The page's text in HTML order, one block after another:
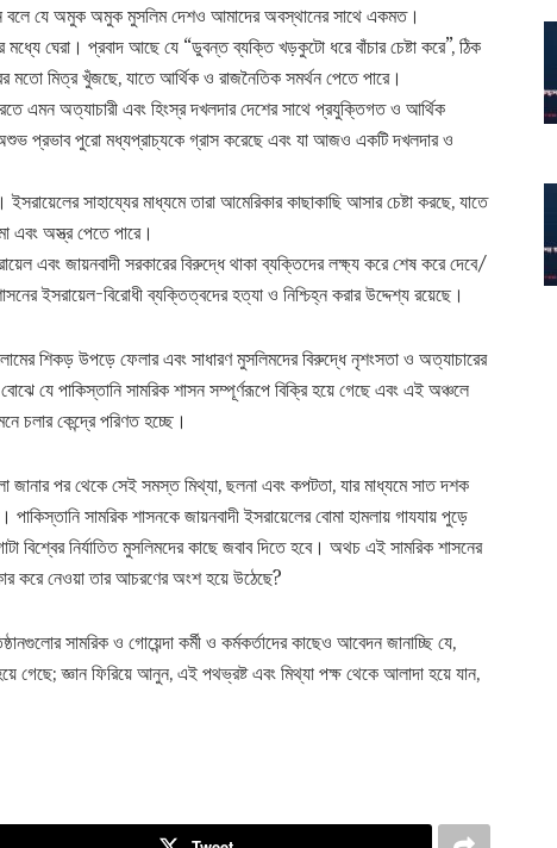
বলে যে অমুক অমুক মুসলিম দেশও আমাদের অবস্থানের সাথে একমত।
মধ্যে ঘেরা। প্রবাদ আছে যে “ডুবন্ত ব্যক্তি খড়কুটো ধরে বাঁচার চেষ্টা করে”, ঠিক
মতো মিত্র খুঁজছে, যাতে আর্থিক ও রাজনৈতিক সমর্থন পেতে পারে।
এমন অত্যাচারী এবং হিংস্র দখলদার দেশের সাথে প্রযুক্তিগত ও আর্থিক
অশুভ প্রভাব পুরো মধ্যপ্রাচ্যকে গ্রাস করেছে এবং যা আজও একটি দখলদার ও
সাহায্যের মাধ্যমে তারা আমেরিকার কাছাকাছি আসার চেষ্টা করছে, যাতে
এবং অস্ত্র পেতে পারে।
এবং জায়নবাদী সরকারের বিরুদ্ধে থাকা ব্যক্তিদের লক্ষ্য করে শেষ করে দেবে/
ইসরায়েল-বিরোধী ব্যক্তিত্বদের হত্যা ও নিশ্চিহ্ন করার উদ্দেশ্য রয়েছে।
শিকড় উপড়ে ফেলার এবং সাধারণ মুসলিমদের বিরুদ্ধে নৃশংসতা ও অত্যাচারের
যে পাকিস্তানি সামরিক শাসন সম্পূর্ণরূপে বিক্রি হয়ে গেছে এবং এই অঞ্চলে
চলার কেন্দ্রে পরিণত হচ্ছে।
জানার পর থেকে সেই সমস্ত মিথ্যা, ছলনা এবং কপটতা, যার মাধ্যমে সাত দশক
সামরিক শাসনকে জায়নবাদী ইসরায়েলের বোমা হামলায় গাযযায় পুড়ে
নির্যাতিত মুসলিমদের কাছে জবাব দিতে হবে। অথচ এই সামরিক শাসনের
করে নেওয়া তার আচরণের অংশ হয়ে উঠেছে?
সামরিক ও গোয়েন্দা কর্মী ও কর্মকর্তাদের কাছেও আবেদন জানাচ্ছি যে,
গেছে; জ্ঞান ফিরিয়ে আনুন, এই পথভ্রষ্ট এবং মিথ্যা পক্ষ থেকে আলাদা হয়ে যান,